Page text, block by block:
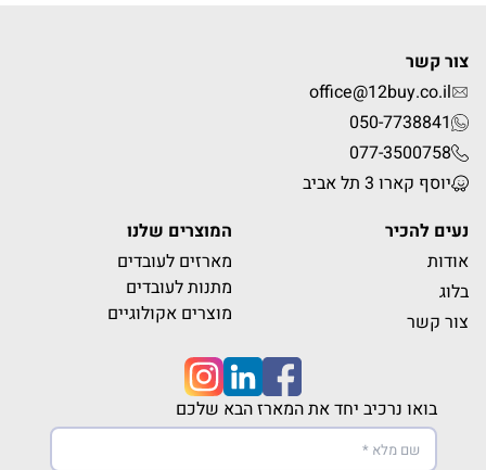
צור קשר
office@12buy.co.il
050-7738841
077-3500758
יוסף קארו 3 תל אביב
נעים להכיר
אודות
בלוג
צור קשר
המוצרים שלנו
מארזים לעובדים
מתנות לעובדים
מוצרים אקולוגיים
בואו נרכיב יחד את המארז הבא שלכם